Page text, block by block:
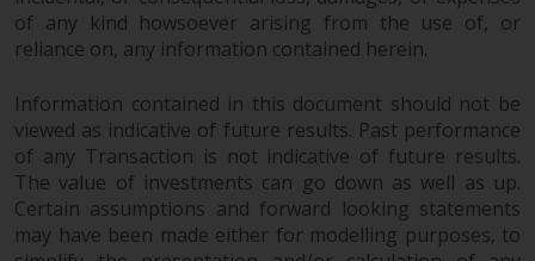
of any kind howsoever arising from the use of, or
reliance on, any information contained herein.
Information contained in this document should not be
viewed as indicative of future results. Past performance
of any Transaction is not indicative of future results.
The value of investments can go down as well as up.
Certain assumptions and forward looking statements
may have been made either for modelling purposes, to